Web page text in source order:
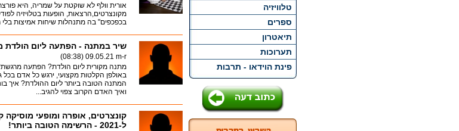
טלוויזיה
ספרים
תיאטרון
תערוכות
פינת הוידאו - תרבות
אורית וולף לא שוקטת על שמריה, היא
מקונצרטים,הרצאות, הופעות בטלויזיה
בכפכפים" בה מתנהלות שיחות אמיצות בלי
שיר במתנה - הפתעה ליום הולדת
m-r
09.05.21 (08:38)
מתנה מקורית ליום הולדת? הפתעה
באולפן הקלטות מקצועי, ירגש כל אדם
המתנה הטובה ביותר ליום ההולדת? איך
ואיך האדם הקרוב צפוי להגיב...
קונצרטים, אופרה ומופעי
ל-2021 - הרשימה הטובה ביותר!